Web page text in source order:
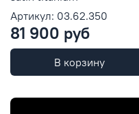
Артикул: 03.62.350
81 900 руб
В корзину